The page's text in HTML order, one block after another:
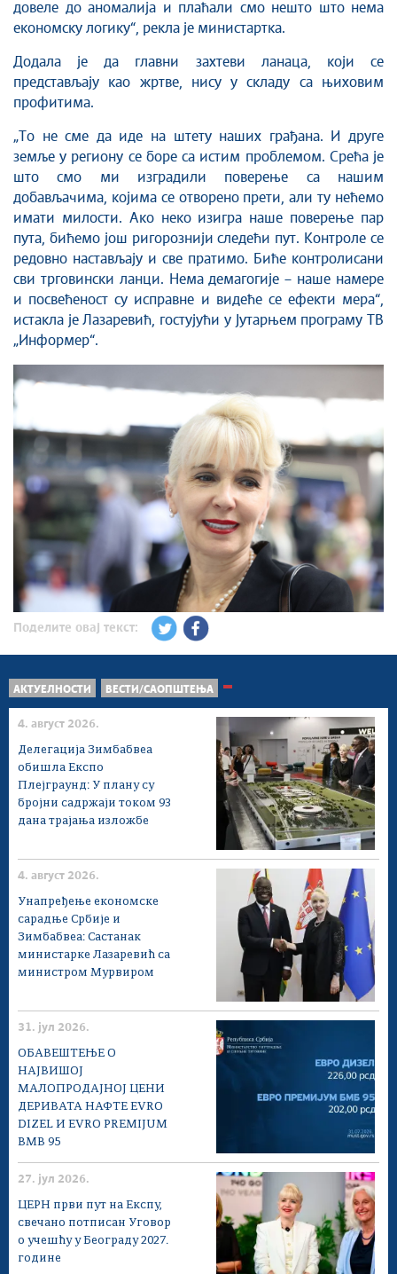
довеле до аномалија и плаћали смо нешто што нема
економску логику“, рекла је министартка.
Додала је да главни захтеви ланаца, који се
представљају као жртве, нису у складу са њиховим
профитима.
„То не сме да иде на штету наших грађана. И друге
земље у региону се боре са истим проблемом. Срећа је
што смо ми изградили поверење са нашим
добављачима, којима се отворено прети, али ту нећемо
имати милости. Ако неко изигра наше поверење пар
пута, бићемо још ригорознији следећи пут. Контроле се
редовно настављају и све пратимо. Биће контролисани
сви трговински ланци. Нема демагогије – наше намере
и посвећеност су исправне и видеће се ефекти мера“,
истакла је Лазаревић, гостујући у Јутарњем програму ТВ
„Информер“.
Поделите овај текст:
АКТУЕЛНОСТИ ВЕСТИ/САОПШТЕЊА
4. август 2026.
Делегација Зимбабвеа
обишла Експо
Плејграунд: У плану су
бројни садржаји током 93
дана трајања изложбе
4. август 2026.
Унапређење економске
сарадње Србије и
Зимбабвеа: Састанак
министарке Лазаревић са
министром Мурвиром
31. јул 2026.
ОБАВЕШТЕЊЕ О
НАЈВИШОЈ
МАЛОПРОДАЈНОЈ ЦЕНИ
ДЕРИВАТА НАФТЕ EVRO
DIZEL И EVRO PREMIJUM
BMB 95
27. јул 2026.
ЦЕРН први пут на Експу,
свечано потписан Уговор
о учешћу у Београду 2027.
године